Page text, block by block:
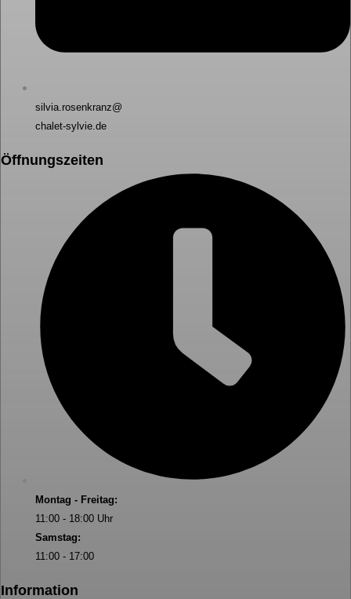
silvia.rosenkranz@
chalet-sylvie.de
Öffnungszeiten
Montag - Freitag:
11:00 - 18:00 Uhr
Samstag:
11:00 - 17:00
Information